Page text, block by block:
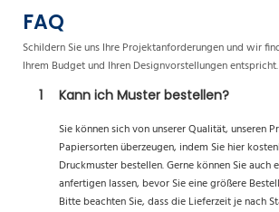
FAQ
Schildern Sie uns Ihre Projektanforderungen und wir
Ihrem Budget und Ihren Designvorstellungen entspricht.
1
Kann ich Muster bestellen?
Sie können sich von unserer Qualität, unseren
Papiersorten überzeugen, indem Sie hier
Druckmuster bestellen. Gerne können Sie auch
anfertigen lassen, bevor Sie eine größere
Bitte beachten Sie, dass die Lieferzeit je nach